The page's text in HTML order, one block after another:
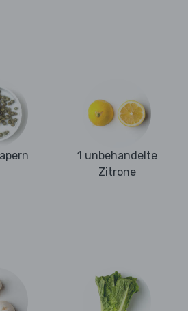
1 unbehandelte
Zitrone